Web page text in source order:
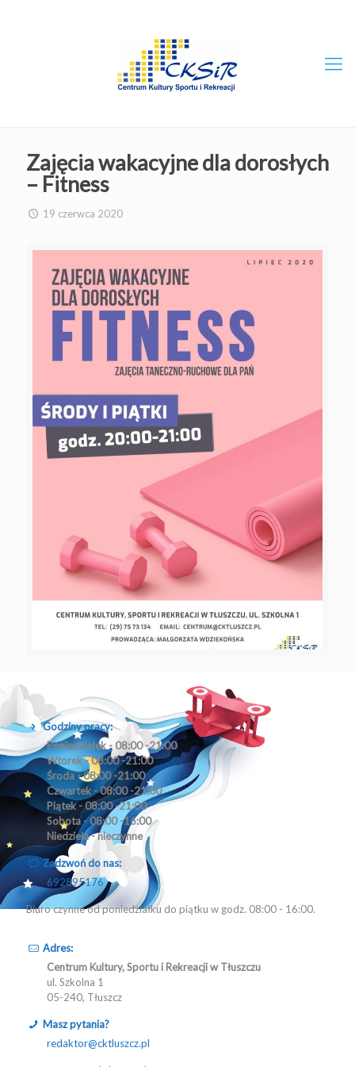
Zajęcia wakacyjne dla dorosłych
– Fitness
19 czerwca 2020
Godziny pracy:
Poniedziałek - 08:00 -21:00
Wtorek - 08:00 -21:00
Środa - 08:00 -21:00
Czwartek - 08:00 -21:00
Piątek - 08:00 -21:00
Sobota - 08:00 -16:00
Niedziela - nieczynne
Zadzwoń do nas:
692895176
Biuro czynne od poniedziałku do piątku w godz. 08:00 - 16:00.
Adres:
Centrum Kultury, Sportu i Rekreacji w Tłuszczu
ul. Szkolna 1
05-240, Tłuszcz
Masz pytania?
redaktor@cktluszcz.pl